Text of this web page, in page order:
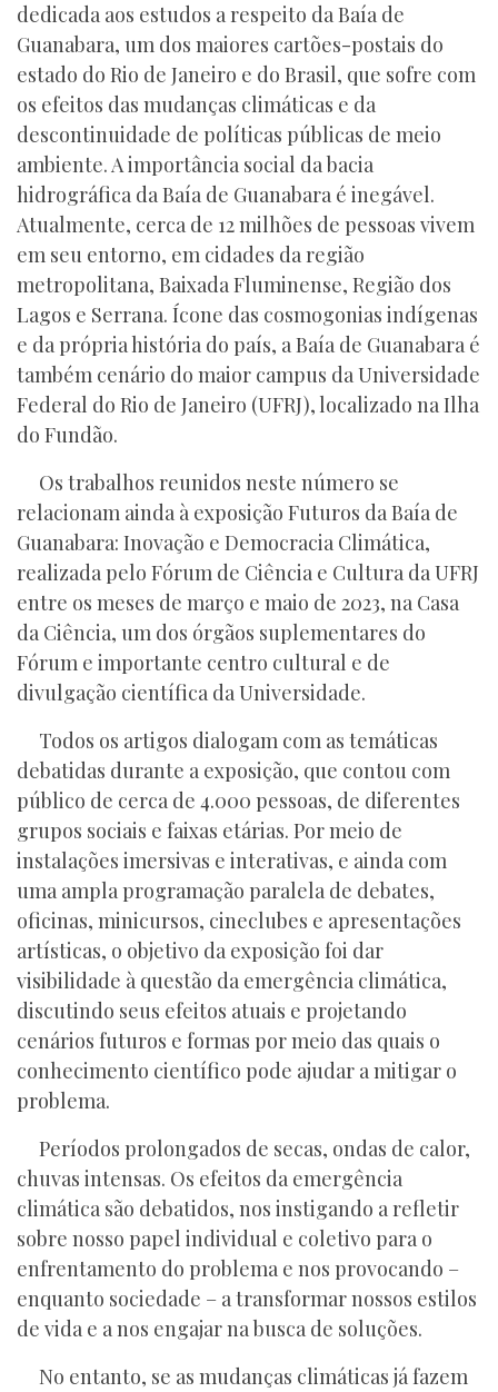
dedicada aos estudos a respeito da Baía de
Guanabara, um dos maiores cartões-postais do
estado do Rio de Janeiro e do Brasil, que sofre com
os efeitos das mudanças climáticas e da
descontinuidade de políticas públicas de meio
ambiente. A importância social da bacia
hidrográfica da Baía de Guanabara é inegável.
Atualmente, cerca de 12 milhões de pessoas vivem
em seu entorno, em cidades da região
metropolitana, Baixada Fluminense, Região dos
Lagos e Serrana. Ícone das cosmogonias indígenas
e da própria história do país, a Baía de Guanabara é
também cenário do maior campus da Universidade
Federal do Rio de Janeiro (UFRJ), localizado na Ilha
do Fundão.
Os trabalhos reunidos neste número se
relacionam ainda à exposição Futuros da Baía de
Guanabara: Inovação e Democracia Climática,
realizada pelo Fórum de Ciência e Cultura da UFRJ
entre os meses de março e maio de 2023, na Casa
da Ciência, um dos órgãos suplementares do
Fórum e importante centro cultural e de
divulgação científica da Universidade.
Todos os artigos dialogam com as temáticas
debatidas durante a exposição, que contou com
público de cerca de 4.000 pessoas, de diferentes
grupos sociais e faixas etárias. Por meio de
instalações imersivas e interativas, e ainda com
uma ampla programação paralela de debates,
oficinas, minicursos, cineclubes e apresentações
artísticas, o objetivo da exposição foi dar
visibilidade à questão da emergência climática,
discutindo seus efeitos atuais e projetando
cenários futuros e formas por meio das quais o
conhecimento científico pode ajudar a mitigar o
problema.
Períodos prolongados de secas, ondas de calor,
chuvas intensas. Os efeitos da emergência
climática são debatidos, nos instigando a refletir
sobre nosso papel individual e coletivo para o
enfrentamento do problema e nos provocando –
enquanto sociedade – a transformar nossos estilos
de vida e a nos engajar na busca de soluções.
No entanto, se as mudanças climáticas já fazem